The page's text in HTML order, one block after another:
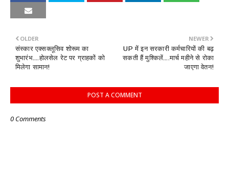
NEWER
UP में इन सरकारी कर्मचारियों की बढ़
सकती हैं मुश्किलें....मार्च महीने से रोका
जाएगा वेतन!
OLDER
संस्कार एक्सक्लूसिव शोरूम का
शुभारंभ....होलसेल रेट पर ग्राहकों को
मिलेगा सामान!
POST A COMMENT
0 Comments